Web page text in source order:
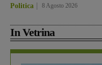
Politica 8 Agosto 2026
In Vetrina